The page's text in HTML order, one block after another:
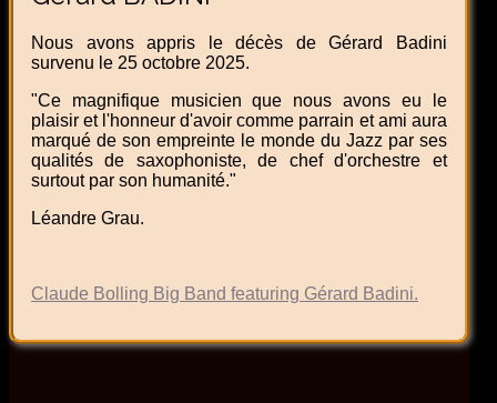
Nous avons appris le décès de Gérard Badini
survenu le 25 octobre 2025.
"Ce magnifique musicien que nous avons eu le
plaisir et l'honneur d'avoir comme parrain et ami aura
marqué de son empreinte le monde du Jazz par ses
qualités de saxophoniste, de chef d'orchestre et
surtout par son humanité."
Léandre Grau.
Claude Bolling Big Band featuring Gérard Badini.